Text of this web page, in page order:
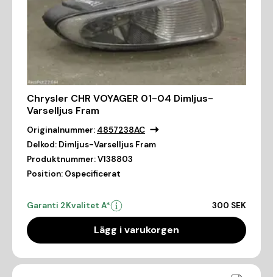
Chrysler CHR VOYAGER 01-04 Dimljus-
Varselljus Fram
Originalnummer: 4857238AC
Delkod: Dimljus-Varselljus Fram
Produktnummer:V138803
Position: Ospecificerat
Garanti 2Kvalitet A* 300 SEK
Lägg i varukorgen